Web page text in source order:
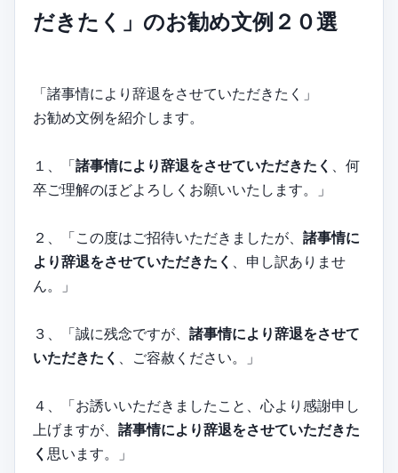
だきたく」のお勧め文例２０選
「諸事情により辞退をさせていただきたく」
お勧め文例を紹介します。
１、「諸事情により辞退をさせていただきたく
、何
卒ご理解のほどよろしくお願いいたします。」
２、「この度はご招待いただきましたが、 諸事情に
より辞退をさせていただきたく
、申し訳ありませ
ん。」
３、「誠に残念ですが、 諸事情により辞退をさせて
いただきたく
、ご容赦ください。」
４、「お誘いいただきましたこと、心より感謝申し
上げますが、 諸事情により辞退をさせていただきた
く 思います。」